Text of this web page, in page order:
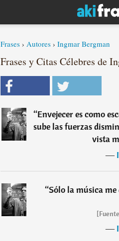
Frases › Autores › Ingmar Bergman
Frases y Citas Célebres de
“Envejecer es como
sube las fuerzas
vista
―
“Sólo la música
―